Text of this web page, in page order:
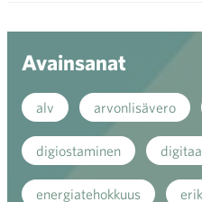
Avainsanat
alv arvonlisävero
digiostaminen
energiatehokkuus